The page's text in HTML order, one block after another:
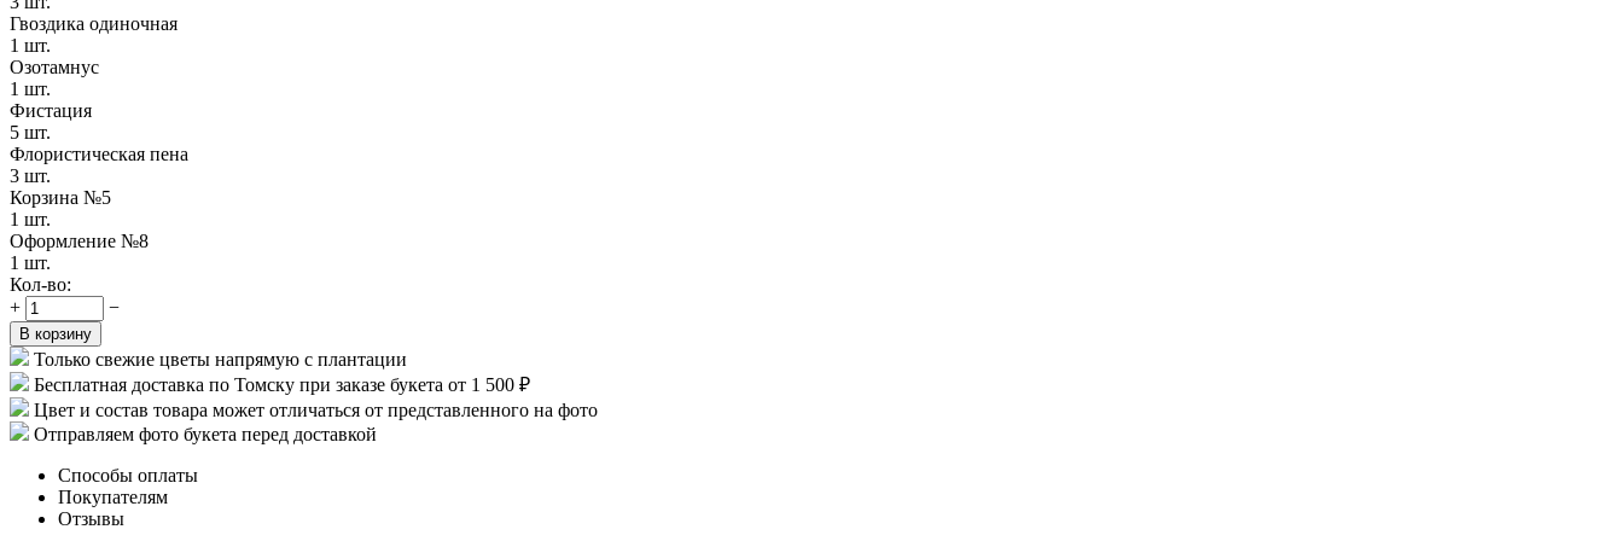
Гвоздика одиночная
1 шт.
Озотамнус
1 шт.
Фистация
5 шт.
Флористическая пена
3 шт.
Корзина №5
1 шт.
Оформление №8
1 шт.
Кол-во:
+
−
В корзину
Только свежие цветы напрямую с плантации
Бесплатная доставка по Томску при заказе букета от 1 500 ₽
Цвет и состав товара может отличаться от представленного на фото
Отправляем фото букета перед доставкой
Способы оплаты
Покупателям
Отзывы